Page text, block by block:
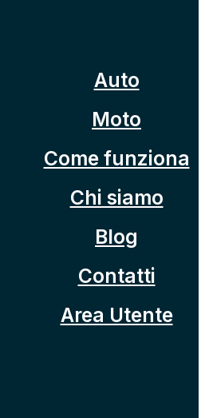
Auto
Moto
Come funziona
Chi siamo
Blog
Contatti
Area Utente